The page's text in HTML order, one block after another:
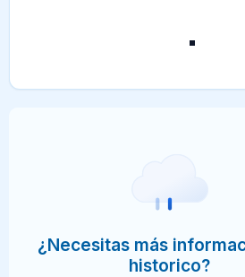
¿Necesitas más
historico?